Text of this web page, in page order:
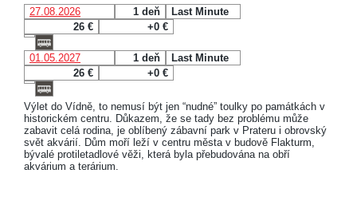
27.08.2026
1 deň
Last Minute
26 €
+0 €
01.05.2027 1 deň
Last Minute
26 €
+0 €
Výlet do Vídně, to nemusí být jen “nudné” toulky po památkách v
historickém centru. Důkazem, že se tady bez problému může
zabavit celá rodina, je oblíbený zábavní park v Prateru i obrovský
svět akvárií. Dům moří leží v centru města v budově Flakturm,
bývalé protiletadlové věži, která byla přebudována na obří
akvárium a terárium.